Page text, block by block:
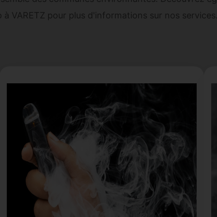
à VARETZ pour plus d'informations sur nos